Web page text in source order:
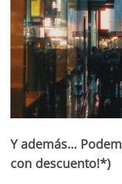
Y además…
con descuento!*)